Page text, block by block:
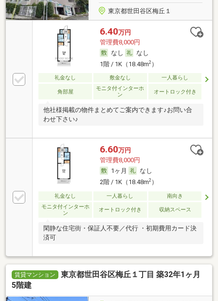
東京都世田谷区梅丘１
6.40万円
管理費8,000円
なし
なし
1階 / 1K（18.48m2）
礼金なし 敷金なし 一人暮らし
角部屋
モニタ付インターホ
ン
オートロック付き
他社様掲載の物件まとめてご案内できます♪お問い合
わせ下さい♪
6.60万円
管理費8,000円
1ヶ月
なし
2階 / 1K（18.48m2）
礼金なし 一人暮らし
南向き
モニタ付インターホ
ン
オートロック付き 収納スペース
閑静な住宅街・保証人不要／代行 ・初期費用カード決
済可
賃貸マンション
東京都世田谷区梅丘１丁目 築32年1ヶ月
5階建